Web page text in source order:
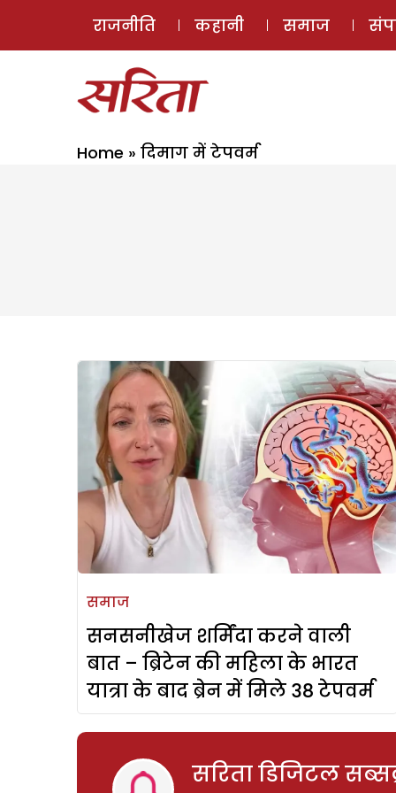
राजनीति कहानी समाज
Home » दिमाग में टेपवर्म
समाज
सनसनीखेज शर्मिंदा करने वाली
बात – ब्रिटेन की महिला के भारत
यात्रा के बाद ब्रेन में मिले 38 टेपवर्म
सरिता डिजिटल